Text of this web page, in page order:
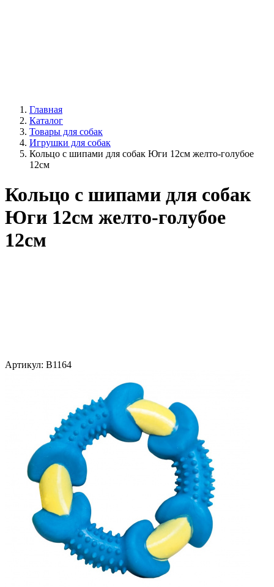
Главная
Каталог
Товары для собак
Игрушки для собак
Кольцо с шипами для собак Юги 12см желто-голубое
12см
Кольцо с шипами для собак
Юги 12см желто-голубое
12см
Артикул: B1164